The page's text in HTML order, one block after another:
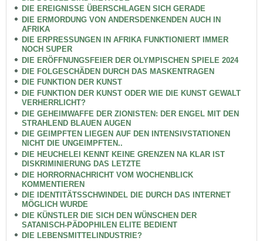
DIE EREIGNISSE ÜBERSCHLAGEN SICH GERADE
DIE ERMORDUNG VON ANDERSDENKENDEN AUCH IN
AFRIKA
DIE ERPRESSUNGEN IN AFRIKA FUNKTIONIERT IMMER
NOCH SUPER
DIE ERÖFFNUNGSFEIER DER OLYMPISCHEN SPIELE 2024
DIE FOLGESCHÄDEN DURCH DAS MASKENTRAGEN
DIE FUNKTION DER KUNST
DIE FUNKTION DER KUNST ODER WIE DIE KUNST GEWALT
VERHERRLICHT?
DIE GEHEIMWAFFE DER ZIONISTEN: DER ENGEL MIT DEN
STRAHLEND BLAUEN AUGEN
DIE GEIMPFTEN LIEGEN AUF DEN INTENSIVSTATIONEN
NICHT DIE UNGEIMPFTEN..
DIE HEUCHELEI KENNT KEINE GRENZEN NA KLAR IST
DISKRIMINIERUNG DAS LETZTE
DIE HORRORNACHRICHT VOM WOCHENBLICK
KOMMENTIEREN
DIE IDENTITÄTSSCHWINDEL DIE DURCH DAS INTERNET
MÖGLICH WURDE
DIE KÜNSTLER DIE SICH DEN WÜNSCHEN DER
SATANISCH-PÄDOPHILEN ELITE BEDIENT
DIE LEBENSMITTELINDUSTRIE?